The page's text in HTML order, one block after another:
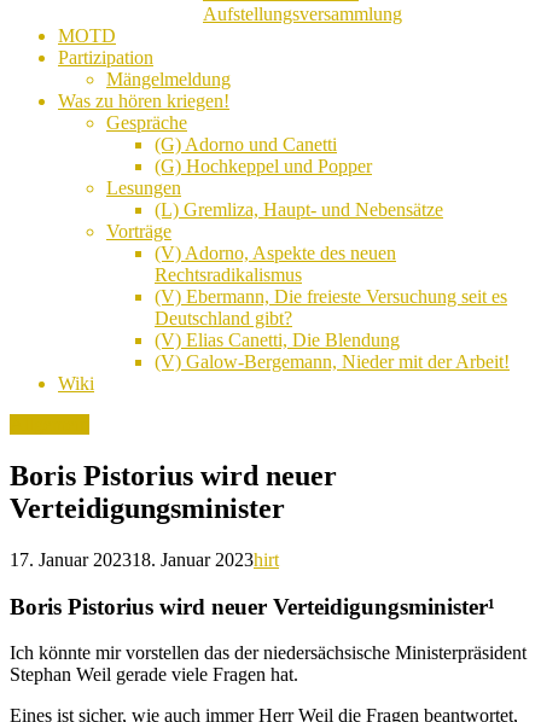
Aufstellungsversammlung
MOTD
Partizipation
Mängelmeldung
Was zu hören kriegen!
Gespräche
(G) Adorno und Canetti
(G) Hochkeppel und Popper
Lesungen
(L) Gremliza, Haupt- und Nebensätze
Vorträge
(V) Adorno, Aspekte des neuen
Rechtsradikalismus
(V) Ebermann, Die freieste Versuchung seit es
Deutschland gibt?
(V) Elias Canetti, Die Blendung
(V) Galow-Bergemann, Nieder mit der Arbeit!
Wiki
Boris Pistorius wird neuer
Verteidigungsminister
17. Januar 202318. Januar 2023hirt
Boris Pistorius wird neuer Verteidigungsminister¹
Ich könnte mir vorstellen das der niedersächsische Ministerpräsident
Stephan Weil gerade viele Fragen hat.
Eines ist sicher, wie auch immer Herr Weil die Fragen beantwortet,